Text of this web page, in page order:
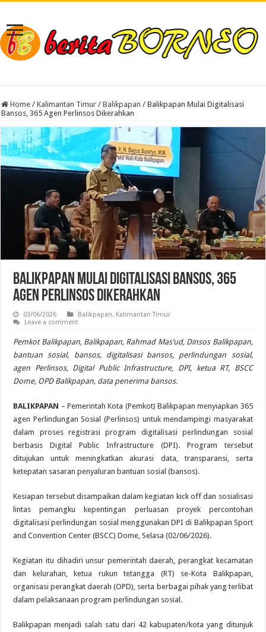
Home / Kalimantan Timur / Balikpapan / Balikpapan Mulai Digitalisasi
Bansos, 365 Agen Perlinsos Dikerahkan
Balikpapan Mulai Digitalisasi Bansos, 365
Agen Perlinsos Dikerahkan
03/06/2026 Balikpapan, Kalimantan Timur
Leave a comment
Pemkot Balikpapan, Balikpapan, Rahmad Mas’ud, Dinsos Balikpapan,
bantuan sosial, bansos, digitalisasi bansos, perlindungan sosial,
agen Perlinsos, Digital Public Infrastructure, DPI, ketua RT, BSCC
Dome, OPD Balikpapan, data penerima bansos.
BALIKPAPAN – Pemerintah Kota (Pemkot) Balikpapan menyiapkan 365
agen Perlindungan Sosial (Perlinsos) untuk mendampingi masyarakat
dalam proses registrasi program digitalisasi perlindungan sosial
berbasis Digital Public Infrastructure (DPI). Program tersebut
ditujukan untuk meningkatkan akurasi data, transparansi, serta
ketepatan sasaran penyaluran bantuan sosial (bansos).
Kesiapan tersebut disampaikan dalam kegiatan kick off dan sosialisasi
lintas pemangku kepentingan perluasan proyek percontohan
digitalisasi perlindungan sosial menggunakan DPI di Balikpapan Sport
and Convention Center (BSCC) Dome, Selasa (02/06/2026).
Kegiatan itu dihadiri unsur pemerintah daerah, perangkat kecamatan
dan kelurahan, ketua rukun tetangga (RT) se-Kota Balikpapan,
organisasi perangkat daerah (OPD), serta berbagai pihak yang terlibat
dalam pelaksanaan program perlindungan sosial.
Balikpapan menjadi salah satu dari 42 kabupaten/kota yang ditunjuk